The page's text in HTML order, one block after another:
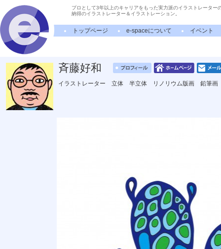
プロとして3年以上のキャリアをもった実力派のイラストレーター
納得のイラストレーター＆イラストレーション。
トップページ e-spaceについて イベント
斉藤好和
イラストレーター 立体 半立体 リノリウム版画 鉛筆画